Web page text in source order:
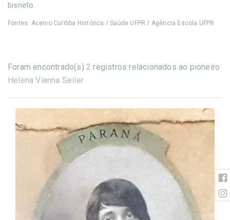
bisneto.
Fontes: Acervo Curitiba Histórica / Saúde UFPR / Agência Escola UFPR
Foram encontrado(s) 2 registros relacionados ao pioneiro
Helena Vianna Seiler